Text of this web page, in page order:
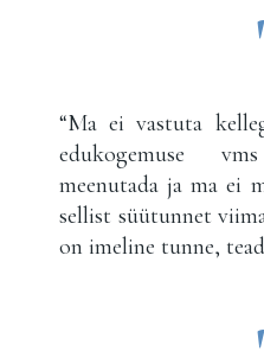
“Ma ei vastuta
edukogemuse
meenutada ja ma ei
sellist süütunnet
on imeline tunne,